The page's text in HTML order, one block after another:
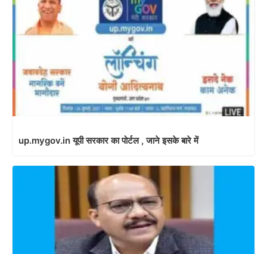
up.mygov.in यूपी सरकार का पोर्टल , जाने इसके बारे में